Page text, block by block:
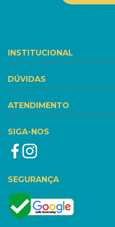
INSTITUCIONAL
DÚVIDAS
ATENDIMENTO
SIGA-NOS
SEGURANÇA